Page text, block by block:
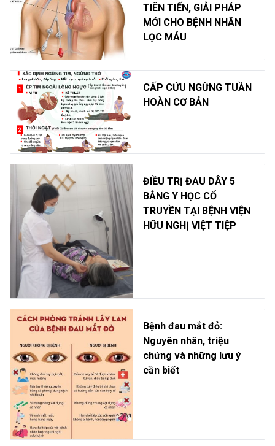
TIÊN TIẾN, GIẢI PHÁP
MỚI CHO BỆNH NHÂN
LỌC MÁU
CẤP CỨU NGỪNG TUẦN
HOÀN CƠ BẢN
ĐIỀU TRỊ ĐAU DÂY 5
BẰNG Y HỌC CỔ
TRUYỀN TẠI BỆNH VIỆN
HỮU NGHỊ VIỆT TIỆP
Bệnh đau mắt đỏ:
Nguyên nhân, triệu
chứng và những lưu ý
cần biết